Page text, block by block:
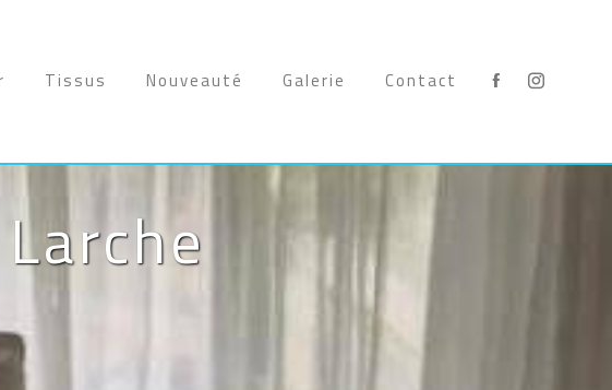
Tissus Nouveauté Galerie Contact